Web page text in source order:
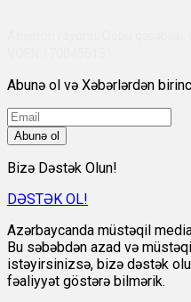
Abunə ol və Xəbərlərdən
Abunə ol
Bizə Dəstək Olun!
DƏSTƏK OL!
Azərbaycanda müstəqil
Bu səbəbdən azad və
istəyirsinizsə, bizə dəstək
fəaliyyət göstərə bilmərik.